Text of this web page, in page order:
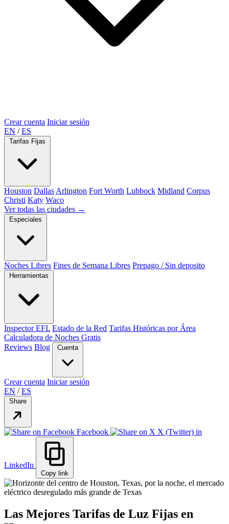
Crear cuenta Iniciar sesión
EN /ES
Tarifas Fijas
Houston Dallas Arlington Fort Worth Lubbock Midland Corpus
Christi Katy Waco
Ver todas las ciudades →
Especiales
Noches Libres Fines de Semana Libres Prepago / Sin deposito
Herramientas
Inspector EFL Estado de la Red Tarifas Históricas por Área
Calculadora de Noches Gratis
Reviews Blog Cuenta
Crear cuenta Iniciar sesión
EN /ES
Share
Facebook X (Twitter) in
LinkedIn
Copy link
Las Mejores Tarifas de Luz Fijas en